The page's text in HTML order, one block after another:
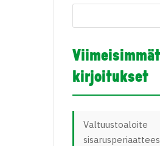
Viimeisimmät
kirjoitukset
Valtuustoaloite